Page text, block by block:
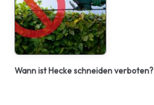
Wann ist Hecke schneiden verboten?